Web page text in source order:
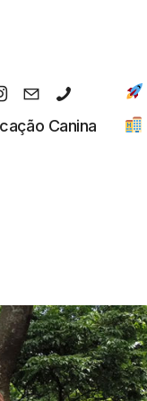
Canina